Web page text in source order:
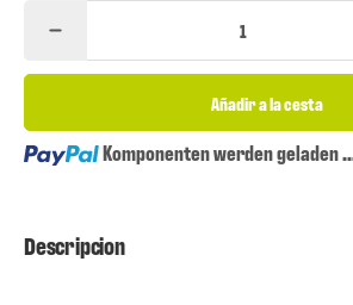
Añadir a la cesta
Loading...Komponenten werden geladen
Descripcion